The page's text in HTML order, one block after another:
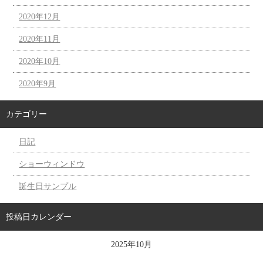
2020年12月
2020年11月
2020年10月
2020年9月
カテゴリー
日記
ショーウィンドウ
誕生日サンプル
投稿日カレンダー
2025年10月